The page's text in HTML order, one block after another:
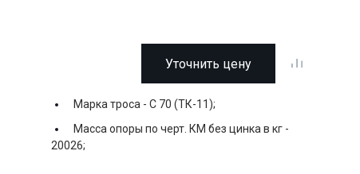
Уточнить цену
Марка троса -С 70 (ТК-11);
Масса опоры по черт. КМ без цинка в кг -
20026;